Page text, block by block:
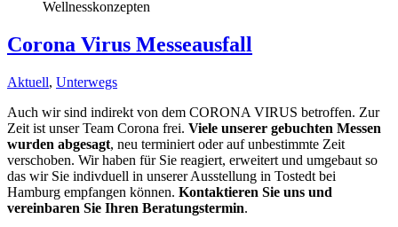
Corona Virus Messeausfall
Aktuell, Unterwegs
Auch wir sind indirekt von dem CORONA VIRUS betroffen. Zur
Zeit ist unser Team Corona frei. Viele unserer gebuchten Messen
wurden abgesagt, neu terminiert oder auf unbestimmte Zeit
verschoben. Wir haben für Sie reagiert, erweitert und umgebaut so
das wir Sie indivduell in unserer Ausstellung in Tostedt bei
Hamburg empfangen können. Kontaktieren Sie uns und
vereinbaren Sie Ihren Beratungstermin.